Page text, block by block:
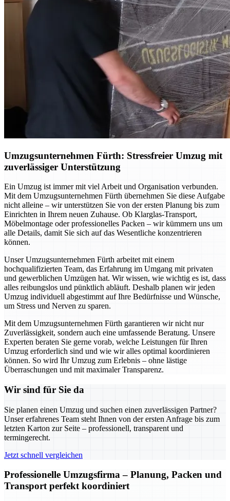
Umzugsunternehmen Fürth: Stressfreier Umzug mit
zuverlässiger Unterstützung
Ein Umzug ist immer mit viel Arbeit und Organisation verbunden.
Mit dem Umzugsunternehmen Fürth übernehmen Sie diese Aufgabe
nicht alleine – wir unterstützen Sie von der ersten Planung bis zum
Einrichten in Ihrem neuen Zuhause. Ob Klarglas-Transport,
Möbelmontage oder professionelles Packen – wir kümmern uns um
alle Details, damit Sie sich auf das Wesentliche konzentrieren
können.
Unser Umzugsunternehmen Fürth arbeitet mit einem
hochqualifizierten Team, das Erfahrung im Umgang mit privaten
und gewerblichen Umzügen hat. Wir wissen, wie wichtig es ist, dass
alles reibungslos und pünktlich abläuft. Deshalb planen wir jeden
Umzug individuell abgestimmt auf Ihre Bedürfnisse und Wünsche,
um Stress und Nerven zu sparen.
Mit dem Umzugsunternehmen Fürth garantieren wir nicht nur
Zuverlässigkeit, sondern auch eine umfassende Beratung. Unsere
Experten beraten Sie gerne vorab, welche Leistungen für Ihren
Umzug erforderlich sind und wie wir alles optimal koordinieren
können. So wird Ihr Umzug zum Erlebnis – ohne lästige
Überraschungen und mit maximaler Transparenz.
Wir sind für Sie da
Sie planen einen Umzug und suchen einen zuverlässigen Partner?
Unser erfahrenes Team steht Ihnen von der ersten Anfrage bis zum
letzten Karton zur Seite – professionell, transparent und
termingerecht.
Jetzt schnell vergleichen
Professionelle Umzugsfirma – Planung, Packen und
Transport perfekt koordiniert